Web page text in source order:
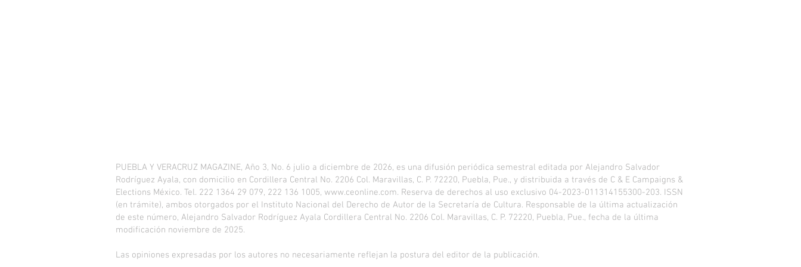
PUEBLA Y VERACRUZ MAGAZINE, Año 3, No. 6 julio a diciembre de 2026, es una difusión periódica semestral editada por Alejandro Salvador
Rodríguez Ayala, con domicilio en Cordillera Central No. 2206 Col. Maravillas, C. P. 72220, Puebla, Pue., y distribuida a través de C & E Campaigns &
Elections México. Tel. 222 1364 29 079, 222 136 1005, www.ceonline.com. Reserva de derechos al uso exclusivo 04-2023-011314155300-203. ISSN
(en trámite), ambos otorgados por el Instituto Nacional del Derecho de Autor de la Secretaría de Cultura. Responsable de la última actualización
de este número, Alejandro Salvador Rodríguez Ayala Cordillera Central No. 2206 Col. Maravillas, C. P. 72220, Puebla, Pue., fecha de la última
modificación noviembre de 2025.
Las opiniones expresadas por los autores no necesariamente reflejan la postura del editor de la publicación.